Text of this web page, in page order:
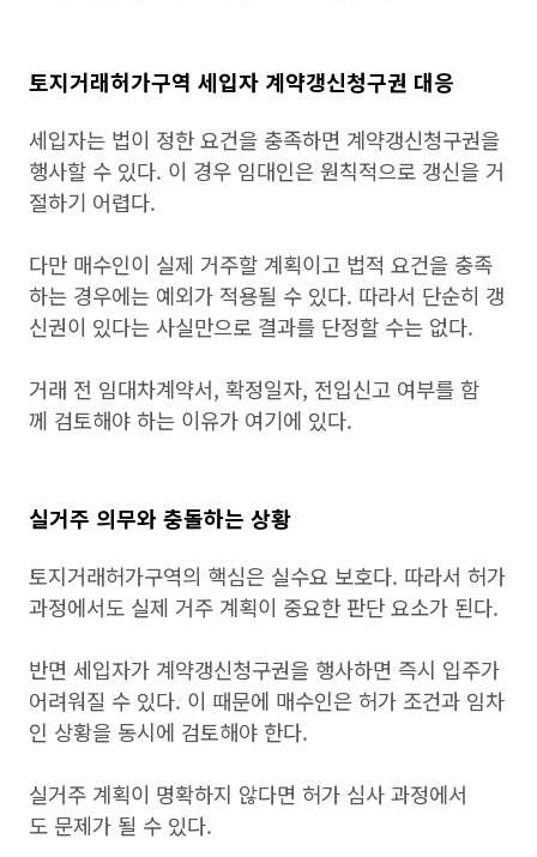
토지거래허가구역 세입자 계약갱신청구권 대응
세입자는 법이 정한 요건을 충족하면 계약갱신청구권을
행사할 수 있다. 이 경우 임대인은 원칙적으로 갱신을 거
절하기 어렵다.
다만 매수인이 실제 거주할 계획이고 법적 요건을 충족
하는 경우에는 예외가 적용될 수 있다. 따라서 단순히 갱
신권이 있다는 사실만으로 결과를 단정할 수는 없다.
거래 전 임대차계약서, 확정일자, 전입신고 여부를 함
께 검토해야 하는 이유가 여기에 있다.
실거주 의무와 충돌하는 상황
토지거래허가구역의 핵심은 실수요 보호다. 따라서 허가
과정에서도 실제 거주 계획이 중요한 판단 요소가 된다.
반면 세입자가 계약갱신청구권을 행사하면 즉시 입주가
어려워질 수 있다. 이 때문에 매수인은 허가 조건과 임차
인 상황을 동시에 검토해야 한다.
실거주 계획이 명확하지 않다면 허가 심사 과정에서
도 문제가 될 수 있다.